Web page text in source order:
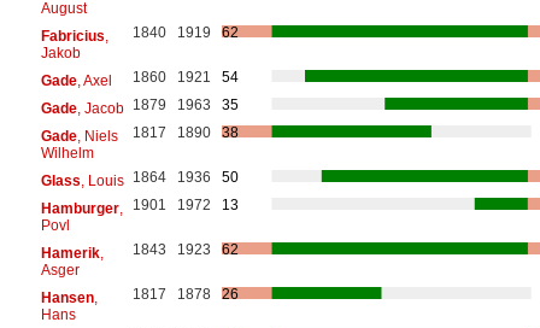
August
Fabricius
Jakob
1840 1919 62
Gade, Axel 1860 1921
54
Gade, Jacob 1879 1963
35
Gade, Niels
Wilhelm
1817 1890 38
Glass , Louis 1864 1936
50
Hamburger,
Povl
1901 1972 13
Hamerik,
Asger
1843 1923 62
Hansen,
Hans
1817 1878 26